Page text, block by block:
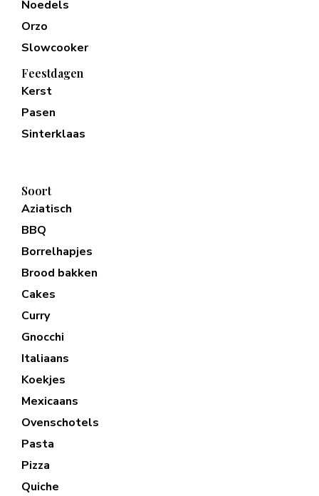
Noedels
Orzo
Slowcooker
Feestdagen
Kerst
Pasen
Sinterklaas
Soort
Aziatisch
BBQ
Borrelhapjes
Brood bakken
Cakes
Curry
Gnocchi
Italiaans
Koekjes
Mexicaans
Ovenschotels
Pasta
Pizza
Quiche